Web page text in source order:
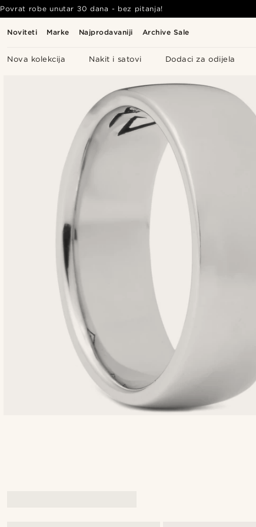
Noviteti Marke Najprodavaniji Archive Sale
Nova kolekcija Nakit i satovi Dodaci za odijela
Povrat robe unutar 30 dana - bez pitanja!